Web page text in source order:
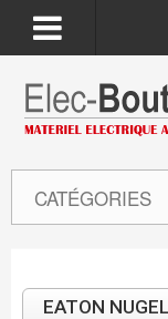
CATÉGORIES
EATON